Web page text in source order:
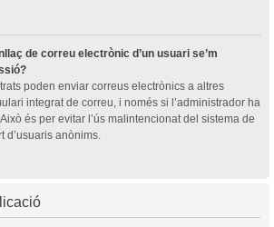
de correu electrònic d’un usuari se’m
poden enviar correus electrònics a altres
integrat de correu, i només si l’administrador ha
és per evitar l’ús malintencionat del sistema de
d’usuaris anònims.